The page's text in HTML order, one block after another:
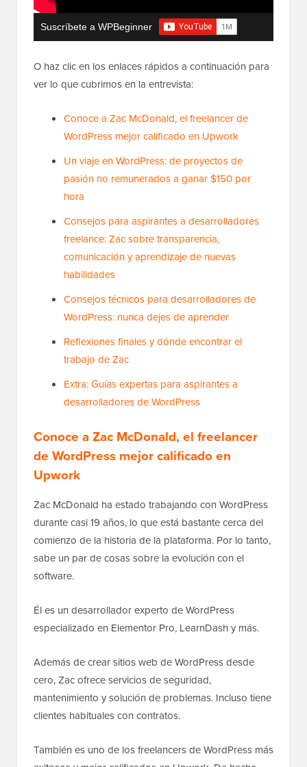
Suscríbete a WPBeginner
O haz clic en los enlaces rápidos a continuación para
ver lo que cubrimos en la entrevista:
Conoce a Zac McDonald, el freelancer de
WordPress mejor calificado en Upwork
Un viaje en WordPress: de proyectos de
pasión no remunerados a ganar $150 por
hora
Consejos para aspirantes a desarrolladores
freelance: Zac sobre transparencia,
comunicación y aprendizaje de nuevas
habilidades
Consejos técnicos para desarrolladores de
WordPress: nunca dejes de aprender
Reflexiones finales y dónde encontrar el
trabajo de Zac
Extra: Guías expertas para aspirantes a
desarrolladores de WordPress
Conoce a Zac McDonald, el freelancer
de WordPress mejor calificado en
Upwork
Zac McDonald ha estado trabajando con WordPress
durante casi 19 años, lo que está bastante cerca del
comienzo de la historia de la plataforma. Por lo tanto,
sabe un par de cosas sobre la evolución con el
software.
Él es un desarrollador experto de WordPress
especializado en Elementor Pro, LearnDash y más.
Además de crear sitios web de WordPress desde
cero, Zac ofrece servicios de seguridad,
mantenimiento y solución de problemas. Incluso tiene
clientes habituales con contratos.
También es uno de los freelancers de WordPress más